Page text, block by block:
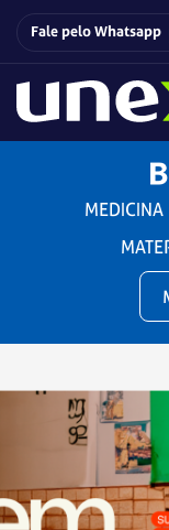
Fale pelo Whatsapp
MEDICINA